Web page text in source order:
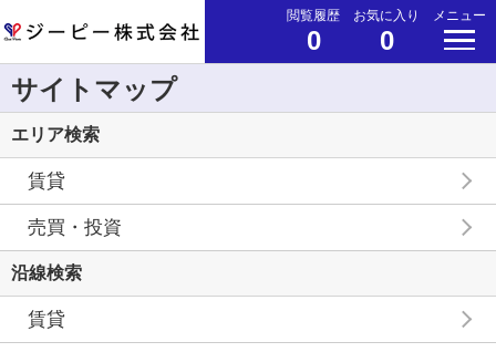
閲覧履歴
0
お気に入り
0
メニュー
サイトマップ
エリア検索
賃貸
売買・投資
沿線検索
賃貸